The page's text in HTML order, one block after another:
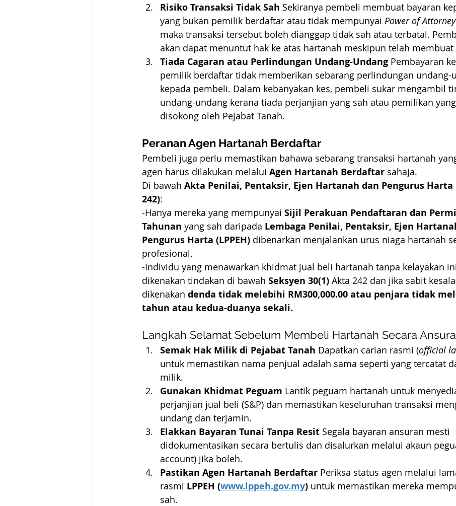
Risiko Transaksi Tidak Sah Sekiranya pembeli membuat bayaran
yang bukan pemilik berdaftar atau tidak mempunyai Power of Attorney
maka transaksi tersebut boleh dianggap tidak sah atau terbatal.
akan dapat menuntut hak ke atas hartanah meskipun telah membuat
Tiada Cagaran atau Perlindungan Undang-Undang Pembayaran
pemilik berdaftar tidak memberikan sebarang perlindungan undang-
kepada pembeli. Dalam kebanyakan kes, pembeli sukar mengambil
undang-undang kerana tiada perjanjian yang sah atau pemilikan
disokong oleh Pejabat Tanah.
Peranan Agen Hartanah Berdaftar
Pembeli juga perlu memastikan bahawa sebarang transaksi hartanah
agen harus dilakukan melalui Agen Hartanah Berdaftar sahaja.
Di bawah Akta Penilai, Pentaksir, Ejen Hartanah dan Pengurus Harta
242):
-Hanya mereka yang mempunyai Sijil Perakuan Pendaftaran dan
Tahunan yang sah daripada Lembaga Penilai, Pentaksir, Ejen
Pengurus Harta (LPPEH) dibenarkan menjalankan urus niaga hartanah
profesional.
-Individu yang menawarkan khidmat jual beli hartanah tanpa kelayakan
dikenakan tindakan di bawah Seksyen 30(1) Akta 242 dan jika sabit
dikenakan denda tidak melebihi RM300,000.00 atau penjara tidak
tahun atau kedua-duanya sekali.
Langkah Selamat Sebelum Membeli Hartanah Secara
Semak Hak Milik di Pejabat Tanah Dapatkan carian rasmi (official
untuk memastikan nama penjual adalah sama seperti yang tercatat
milik.
Gunakan Khidmat Peguam Lantik peguam hartanah untuk
perjanjian jual beli (S&P) dan memastikan keseluruhan transaksi
undang dan terjamin.
Elakkan Bayaran Tunai Tanpa Resit Segala bayaran ansuran mesti
didokumentasikan secara bertulis dan disalurkan melalui akaun
account) jika boleh.
Pastikan Agen Hartanah Berdaftar Periksa status agen melalui
rasmi LPPEH (www.lppeh.gov.my) untuk memastikan mereka
sah.